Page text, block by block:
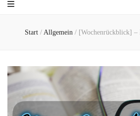
Start / Allgemein / [Wochenrückblick] –